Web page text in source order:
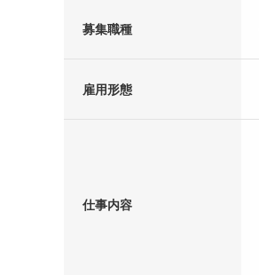
募集職種
雇用形態
仕事内容